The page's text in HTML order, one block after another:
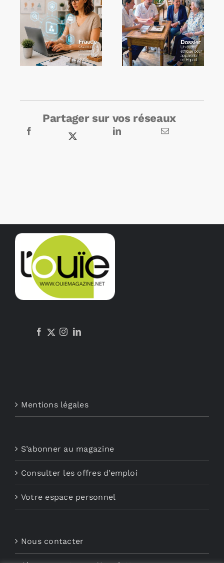
Partager sur vos réseaux
Mentions légales
S’abonner au magazine
Consulter les offres d’emploi
Votre espace personnel
Nous contacter